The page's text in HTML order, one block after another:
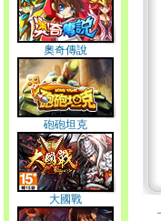
奧奇傳說
砲砲坦克
大國戰